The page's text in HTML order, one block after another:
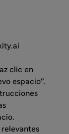
clic en
espacio".